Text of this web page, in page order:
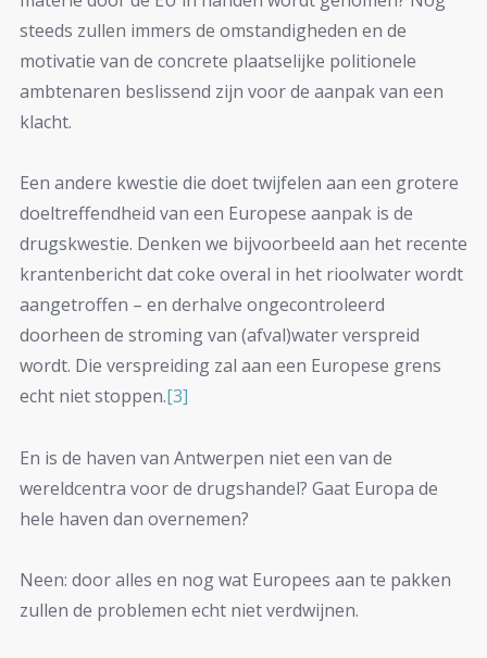
steeds zullen immers de omstandigheden en de
motivatie van de concrete plaatselijke politionele
ambtenaren beslissend zijn voor de aanpak van een
klacht.
Een andere kwestie die doet twijfelen aan een grotere
doeltreffendheid van een Europese aanpak is de
drugskwestie. Denken we bijvoorbeeld aan het recente
krantenbericht dat coke overal in het rioolwater wordt
aangetroffen – en derhalve ongecontroleerd
doorheen de stroming van (afval)water verspreid
wordt. Die verspreiding zal aan een Europese grens
echt niet stoppen.[3]
En is de haven van Antwerpen niet een van de
wereldcentra voor de drugshandel? Gaat Europa de
hele haven dan overnemen?
Neen: door alles en nog wat Europees aan te pakken
zullen de problemen echt niet verdwijnen.